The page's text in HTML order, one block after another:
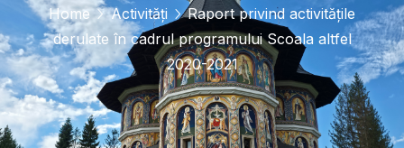
Home Activități
Raport privind activităţile
derulate în cadrul programului Scoala altfel
2020-2021